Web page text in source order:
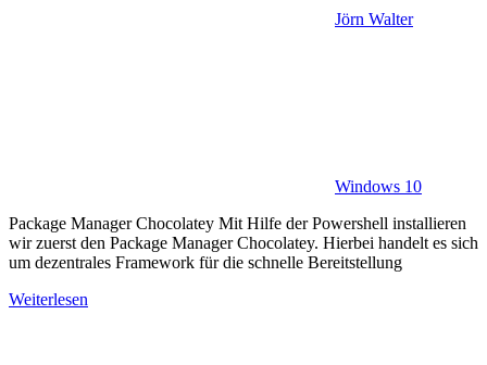
Jörn Walter
Windows 10
Package Manager Chocolatey Mit Hilfe der Powershell installieren
wir zuerst den Package Manager Chocolatey. Hierbei handelt es sich
um dezentrales Framework für die schnelle Bereitstellung
Weiterlesen